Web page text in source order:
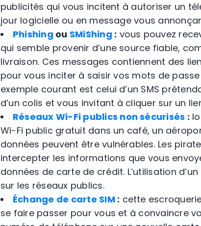
publicités qui vous incitent à autoriser un
jour logicielle ou en message vous
Phishing ou SMiShing : vous pouvez
qui semble provenir d’une source fiable,
livraison. Ces messages contiennent des
pour vous inciter à saisir vos mots de
exemple courant est celui d’un SMS
d’un colis et vous invitant à cliquer sur un
Réseaux Wi-Fi publics non sécurisés :
Wi-Fi public gratuit dans un café, un
données peuvent être vulnérables. Les
intercepter les informations que vous
données de carte de crédit. L’utilisation
sur les réseaux publics.
Échange de carte SIM: cette
se faire passer pour vous et à convaincre